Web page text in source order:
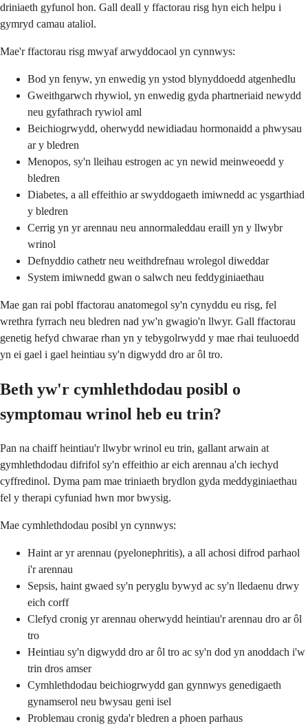
driniaeth gyfunol hon. Gall deall y ffactorau risg hyn eich helpu i
gymryd camau ataliol.
Mae'r ffactorau risg mwyaf arwyddocaol yn cynnwys:
Bod yn fenyw, yn enwedig yn ystod blynyddoedd atgenhedlu
Gweithgarwch rhywiol, yn enwedig gyda phartneriaid newydd
neu gyfathrach rywiol aml
Beichiogrwydd, oherwydd newidiadau hormonaidd a phwysau
ar y bledren
Menopos, sy'n lleihau estrogen ac yn newid meinweoedd y
bledren
Diabetes, a all effeithio ar swyddogaeth imiwnedd ac ysgarthiad
y bledren
Cerrig yn yr arennau neu annormaleddau eraill yn y llwybr
wrinol
Defnyddio cathetr neu weithdrefnau wrolegol diweddar
System imiwnedd gwan o salwch neu feddyginiaethau
Mae gan rai pobl ffactorau anatomegol sy'n cynyddu eu risg, fel
wrethra fyrrach neu bledren nad yw'n gwagio'n llwyr. Gall ffactorau
genetig hefyd chwarae rhan yn y tebygolrwydd y mae rhai teuluoedd
yn ei gael i gael heintiau sy'n digwydd dro ar ôl tro.
Beth yw'r cymhlethdodau posibl o
symptomau wrinol heb eu trin?
Pan na chaiff heintiau'r llwybr wrinol eu trin, gallant arwain at
gymhlethdodau difrifol sy'n effeithio ar eich arennau a'ch iechyd
cyffredinol. Dyma pam mae triniaeth brydlon gyda meddyginiaethau
fel y therapi cyfuniad hwn mor bwysig.
Mae cymhlethdodau posibl yn cynnwys:
Haint ar yr arennau (pyelonephritis), a all achosi difrod parhaol
i'r arennau
Sepsis, haint gwaed sy'n peryglu bywyd ac sy'n lledaenu drwy
eich corff
Clefyd cronig yr arennau oherwydd heintiau'r arennau dro ar ôl
tro
Heintiau sy'n digwydd dro ar ôl tro ac sy'n dod yn anoddach i'w
trin dros amser
Cymhlethdodau beichiogrwydd gan gynnwys genedigaeth
gynamserol neu bwysau geni isel
Problemau cronig gyda'r bledren a phoen parhaus